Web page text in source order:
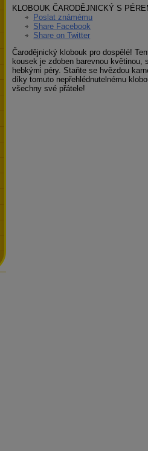
KLOBOUK ČARODĚJNICKÝ S
Poslat známému
Share Facebook
Share on Twitter
Čarodějnický klobouk pro dospělé!
kousek je zdoben barevnou květinou,
hebkými péry. Staňte se hvězdou
díky tomuto nepřehlédnutelnému
všechny své přátele!